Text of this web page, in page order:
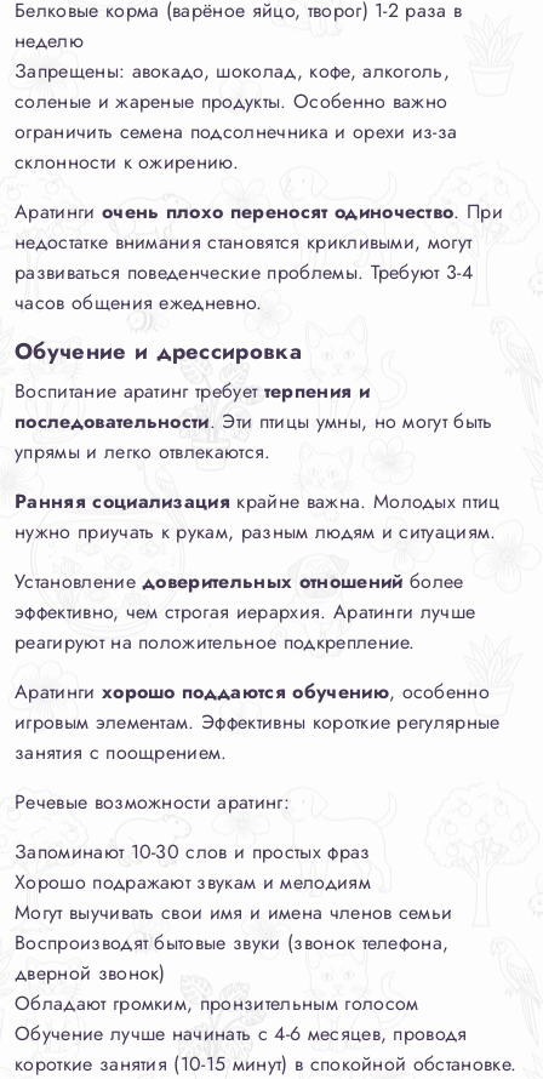
Белковые корма (варёное яйцо, творог) 1-2 раза в
неделю
Запрещены: авокадо, шоколад, кофе, алкоголь,
соленые и жареные продукты. Особенно важно
ограничить семена подсолнечника и орехи из-за
склонности к ожирению.
Аратинги очень плохо переносят одиночество. При
недостатке внимания становятся крикливыми, могут
развиваться поведенческие проблемы. Требуют 3-4
часов общения ежедневно.
Обучение и дрессировка
Воспитание аратинг требуеттерпения и
последовательности. Эти птицы умны, но могут быть
упрямы и легко отвлекаются.
Ранняя социализация крайне важна. Молодых птиц
нужно приучать к рукам, разным людям и ситуациям.
Установлениедоверительных отношений более
эффективно, чем строгая иерархия. Аратинги лучше
реагируют на положительное подкрепление.
Аратинги хорошо поддаются обучению, особенно
игровым элементам. Эффективны короткие регулярные
занятия с поощрением.
Речевые возможности аратинг:
Запоминают 10-30 слов и простых фраз
Хорошо подражают звукам и мелодиям
Могут выучивать свои имя и имена членов семьи
Воспроизводят бытовые звуки (звонок телефона,
дверной звонок)
Обладают громким, пронзительным голосом
Обучение лучше начинать с 4-6 месяцев, проводя
короткие занятия (10-15 минут) в спокойной обстановке.